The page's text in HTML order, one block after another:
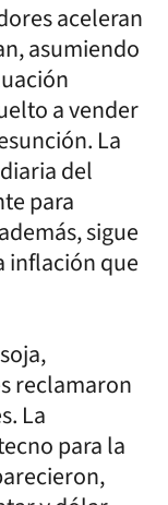
aceleran
asumiendo
a vender
La
del
para
sigue
inflación que
reclamaron
La
para la